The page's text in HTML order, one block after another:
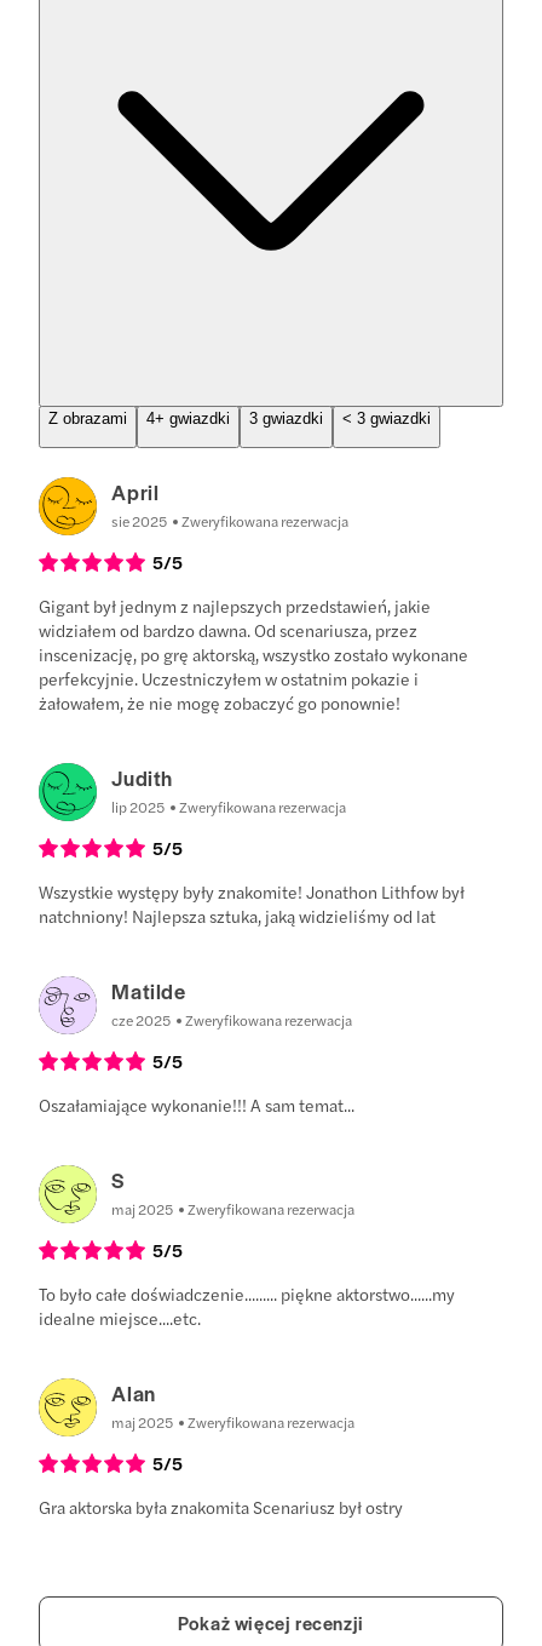
Z obrazami 4+ gwiazdki 3 gwiazdki < 3 gwiazdki
April
sie 2025 Zweryfikowana rezerwacja
5/5
Gigant był jednym z najlepszych przedstawień, jakie
widziałem od bardzo dawna. Od scenariusza, przez
inscenizację, po grę aktorską, wszystko zostało wykonane
perfekcyjnie. Uczestniczyłem w ostatnim pokazie i
żałowałem, że nie mogę zobaczyć go ponownie!
Judith
lip 2025 Zweryfikowana rezerwacja
5/5
Wszystkie występy były znakomite! Jonathon Lithfow był
natchniony! Najlepsza sztuka, jaką widzieliśmy od lat
Matilde
cze 2025 Zweryfikowana rezerwacja
5/5
Oszałamiające wykonanie!!! A sam temat...
S
maj 2025 Zweryfikowana rezerwacja
5/5
To było całe doświadczenie......... piękne aktorstwo......my
idealne miejsce....etc.
Alan
maj 2025 Zweryfikowana rezerwacja
5/5
Gra aktorska była znakomita Scenariusz był ostry
Pokaż więcej recenzji